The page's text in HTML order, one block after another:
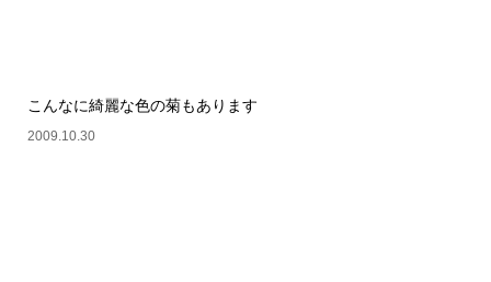
こんなに綺麗な色の菊もあります
2009.10.30